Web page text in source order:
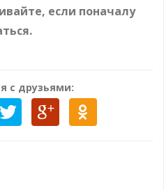
если поначалу
с друзьями: